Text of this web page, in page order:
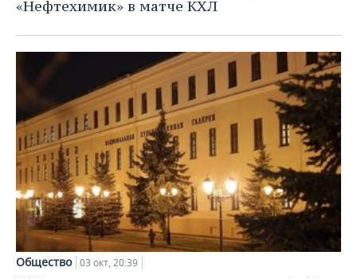
«Нефтехимик» в матче КХЛ
Общество 03 окт, 20:39